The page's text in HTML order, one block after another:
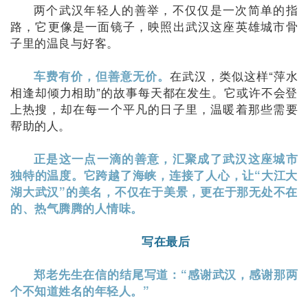
两个武汉年轻人的善举，不仅仅是一次简单的指
路，它更像是一面镜子，映照出武汉这座英雄城市骨
子里的温良与好客。
车费有价，但善意无价。 在武汉，类似这样“萍水
相逢却倾力相助”的故事每天都在发生。它或许不会登
上热搜，却在每一个平凡的日子里，温暖着那些需要
帮助的人。
正是这一点一滴的善意，汇聚成了武汉这座城市
独特的温度。它跨越了海峡，连接了人心，让“大江大
湖大武汉”的美名，不仅在于美景，更在于那无处不在
的、热气腾腾的人情味。
写在最后
郑老先生在信的结尾写道：“感谢武汉，感谢那两
个不知道姓名的年轻人。”